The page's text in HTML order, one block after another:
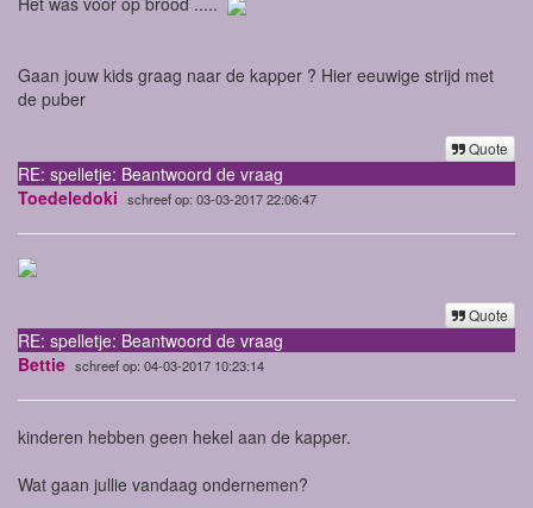
Gaan jouw kids graag naar de kapper ? Hier eeuwige strijd met
de puber
Quote
RE: spelletje: Beantwoord de vraag
Toedeledoki schreef op: 03-03-2017 22:06:47
Quote
RE: spelletje: Beantwoord de vraag
Bettie schreef op: 04-03-2017 10:23:14
kinderen hebben geen hekel aan de kapper.
Wat gaan jullie vandaag ondernemen?